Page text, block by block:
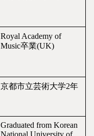
Royal Academy of
Music卒業(UK)
京都市立芸術大学2年
Graduated from Korean
National University of